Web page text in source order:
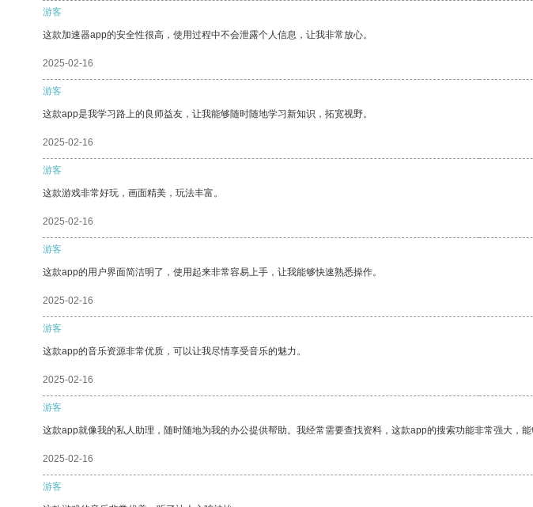
游客
这款加速器app的安全性很高，使用过程中不会泄露个人信息，让我非常放心。
2025-02-16
游客
这款app是我学习路上的良师益友，让我能够随时随地学习新知识，拓宽视野。
2025-02-16
游客
这款游戏非常好玩，画面精美，玩法丰富。
2025-02-16
游客
这款app的用户界面简洁明了，使用起来非常容易上手，让我能够快速熟悉操作。
2025-02-16
游客
这款app的音乐资源非常优质，可以让我尽情享受音乐的魅力。
2025-02-16
游客
这款app就像我的私人助理，随时随地为我的办公提供帮助。我经常需要查找资料，这款app的搜索功能非常强大，能
2025-02-16
游客